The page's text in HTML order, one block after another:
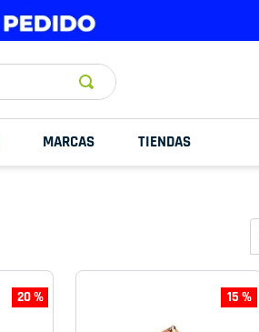
MARCAS TIENDAS
20 % 15 %